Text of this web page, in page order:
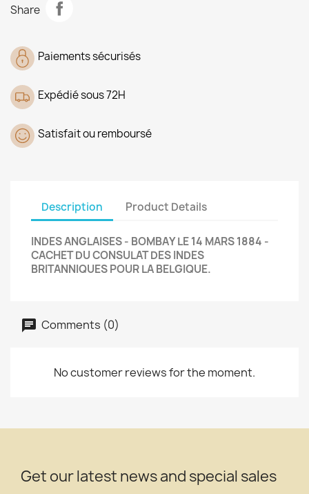
Share
Paiements sécurisés
Expédié sous 72H
Satisfait ou remboursé
Description Product Details
INDES ANGLAISES - BOMBAY LE 14 MARS 1884 -
CACHET DU CONSULAT DES INDES
BRITANNIQUES POUR LA BELGIQUE.
Comments (0)
No customer reviews for the moment.
Get our latest news and special sales